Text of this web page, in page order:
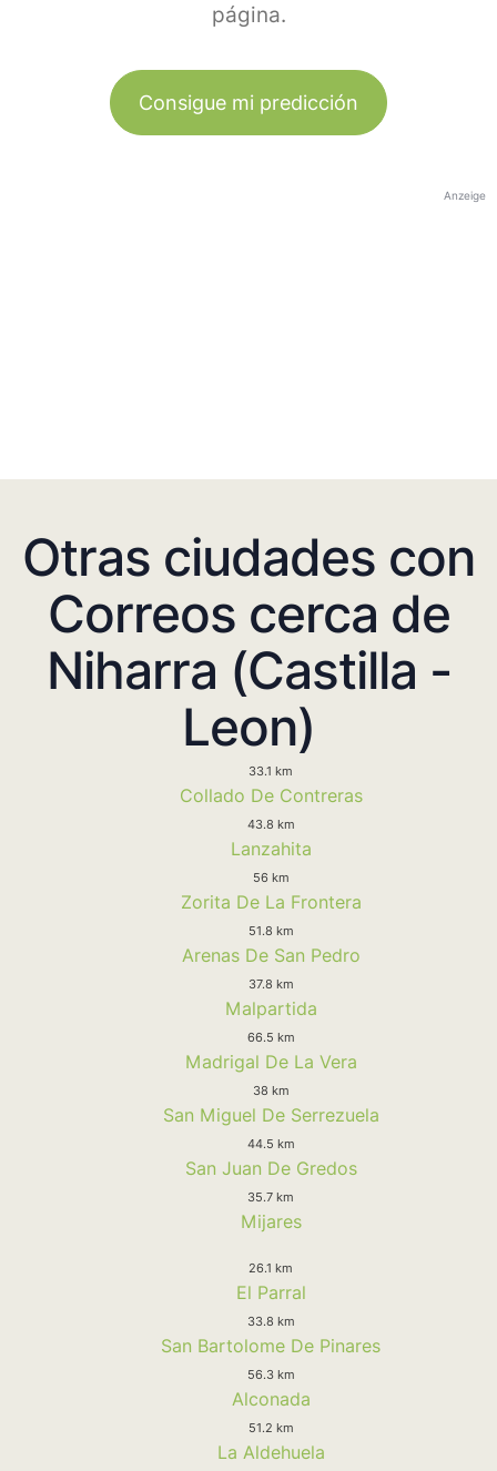
página.
Consigue mi predicción
Anzeige
Otras ciudades con
Correos cerca de
Niharra (Castilla -
Leon)
33.1 km
Collado De Contreras
43.8 km
Lanzahita
56 km
Zorita De La Frontera
51.8 km
Arenas De San Pedro
37.8 km
Malpartida
66.5 km
Madrigal De La Vera
38 km
San Miguel De Serrezuela
44.5 km
San Juan De Gredos
35.7 km
Mijares
26.1 km
El Parral
33.8 km
San Bartolome De Pinares
56.3 km
Alconada
51.2 km
La Aldehuela